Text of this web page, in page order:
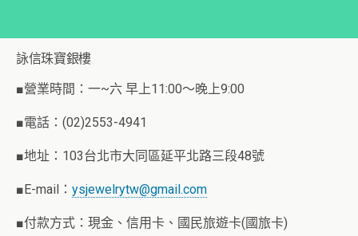
詠信珠寶銀樓
■營業時間：一~六 早上11:00～晚上9:00
■電話：(02)2553-4941
■地址：103台北市大同區延平北路三段48號
■E-mail： ysjewelrytw@gmail.com
■付款方式：現金、信用卡、國民旅遊卡(國旅卡)